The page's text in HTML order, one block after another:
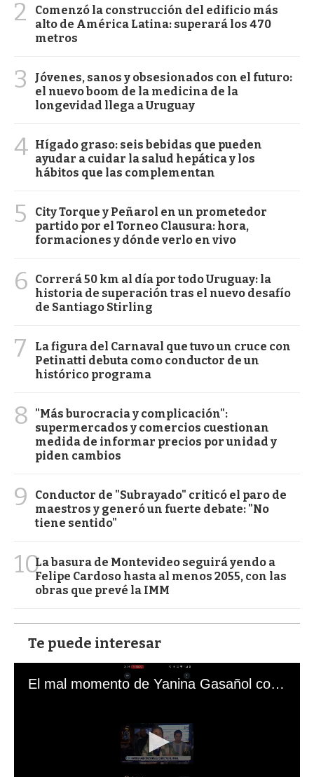
2
Comenzó la construcción del edificio más
alto de América Latina: superará los 470
metros
3
Jóvenes, sanos y obsesionados con el futuro:
el nuevo boom de la medicina de la
longevidad llega a Uruguay
4 Hígado graso: seis bebidas que pueden
ayudar a cuidar la salud hepática y los
hábitos que las complementan
5
City Torque y Peñarol en un prometedor
partido por el Torneo Clausura: hora,
formaciones y dónde verlo en vivo
6
Correrá 50 km al día por todo Uruguay: la
historia de superación tras el nuevo desafío
de Santiago Stirling
7
La figura del Carnaval que tuvo un cruce con
Petinatti debuta como conductor de un
histórico programa
8
"Más burocracia y complicación":
supermercados y comercios cuestionan
medida de informar precios por unidad y
piden cambios
9
Conductor de "Subrayado" criticó el paro de
maestros y generó un fuerte debate: "No
tiene sentido"
10La basura de Montevideo seguirá yendo a
Felipe Cardoso hasta al menos 2055, con las
obras que prevé la IMM
Te puede interesar
El mal momento de Yanina Gasañol con un hincha argentino en "Subrayado"